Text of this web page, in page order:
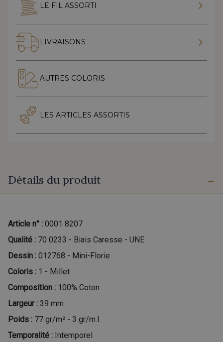
LE FIL ASSORTI
LIVRAISONS
AUTRES COLORIS
LES ARTICLES ASSORTIS
Détails du produit
Article n° : 0001 8207
Qualité : 70 0233 - Biais Caresse - UNE
Dessin : 012768 - Mini-Florie
Coloris : 1 - Millet
Composition : 100% Coton
Largeur : 39 mm
Poids : 77 gr/m² - 3 gr/m.l.
Temporalité : Intemporel